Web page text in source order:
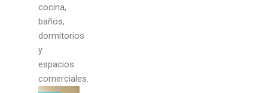
cocina,
baños,
dormitorios
y
espacios
comerciales.